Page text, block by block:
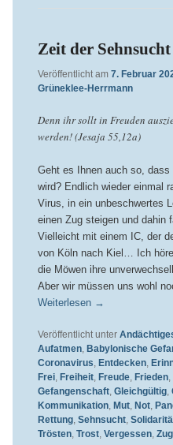
Zeit der Sehnsucht
Veröffentlicht am 7. Februar
Grüneklee-Herrmann
Denn ihr sollt in Freuden
werden! (Jesaja 55,12a)
Geht es Ihnen auch so,
wird? Endlich wieder einmal
Virus, in ein unbeschwertes
einen Zug steigen und dahin
Vielleicht mit einem IC, der
von Köln nach Kiel… Ich
die Möwen ihre
Aber wir müssen uns wohl
Weiterlesen →
Veröffentlicht unter
Aufatmen, Babylonische
Coronavirus, Entdecken,
Frei, Freiheit, Freude, Frieden,
Gefangenschaft, Gleichgültig,
Kommunikation, Mut, Not,
Rettung, Sehnsucht,
Trösten, Trost, Vergessen, Zug